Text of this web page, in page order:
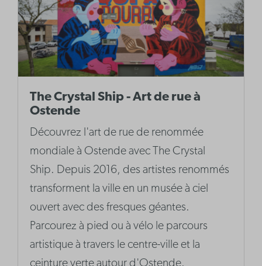
The Crystal Ship - Art de rue à
Ostende
Découvrez l'art de rue de renommée
mondiale à Ostende avec The Crystal
Ship. Depuis 2016, des artistes renommés
transforment la ville en un musée à ciel
ouvert avec des fresques géantes.
Parcourez à pied ou à vélo le parcours
artistique à travers le centre-ville et la